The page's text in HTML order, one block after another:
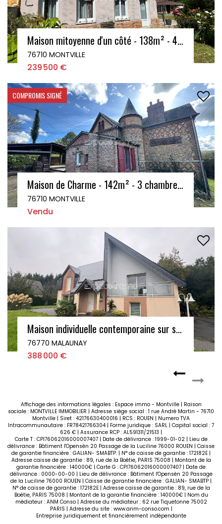
Maison mitoyenne d'un côté - 138m² - 4 chambres - Terrain 402m² - Dépendances et Garage - MONTVILLE
76710 MONTVILLE
239 500 €
COMPROMIS SIGNÉ
Maison de Charme - 142m² - 3 chambres - 1400m² de terrain - Montville
76710 MONTVILLE
Vendu
Maison individuelle contemporaine sur sous-sol complet - 3 chambres - Jardin - MALAUNAY
76770 MALAUNAY
388 000 €
Affichage des informations légales : Espace immo - Montville | Raison
sociale : MONTVILLE IMMOBILIER | Adresse siège social : 1 rue André Martin - 76710
Montville | Siret : 42176630400016 | RCS : ROUEN | Numero TVA
Intracommunautaire : FR78421766304 | Forme juridique : SARL | Capital social : 7
626 € | Assurance RCP : AL591311/21513 |
Carte T : CPI76062016000007407 | Date de délivrance : 1999-01-02 | Lieu de
délivrance : Bâtiment l'Opensèn 20 Passage de la Luciline 76000 ROUEN | Caisse
de garantie financière : GALIAN- SMABTP. | N° de caisse de garantie : 172182E |
Adresse caisse de garantie : 89, rue de la Boétie, PARIS 75008 | Montant de la
garantie financière : 140000€ | Carte G : CPI76062016000007407 | Date de
délivrance : 0000-00-00 | Lieu de délivrance : Bâtiment l'Opensèn 20 Passage
de la Luciline 76000 ROUEN | Caisse de garantie financière : GALIAN- SMABTP |
N° de caisse de garantie : 172182E | Adresse caisse de garantie : 89, rue de la
Boétie, PARIS 75008 | Montant de la garantie financière : 140000€ | Nom du
médiateur : ANM Conso | Adresse du médiateur : 62 rue Tiquetonne 75002
PARIS | Adresse du site : www.anm-conso.com |
Entreprise juridiquement et financièrement indépendante